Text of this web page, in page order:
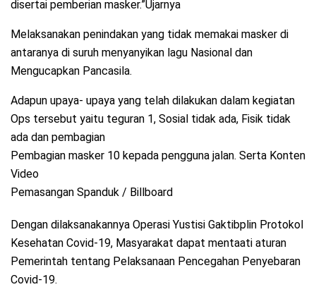
disertai pemberian masker.”Ujarnya
Melaksanakan penindakan yang tidak memakai masker di
antaranya di suruh menyanyikan lagu Nasional dan
Mengucapkan Pancasila.
Adapun upaya- upaya yang telah dilakukan dalam kegiatan
Ops tersebut yaitu teguran 1, Sosial tidak ada, Fisik tidak
ada dan pembagian
Pembagian masker 10 kepada pengguna jalan. Serta Konten
Video
Pemasangan Spanduk / Billboard
Dengan dilaksanakannya Operasi Yustisi Gaktibplin Protokol
Kesehatan Covid-19, Masyarakat dapat mentaati aturan
Pemerintah tentang Pelaksanaan Pencegahan Penyebaran
Covid-19.